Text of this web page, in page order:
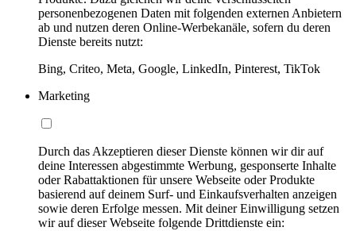
personenbezogenen Daten mit folgenden externen Anbietern
ab und nutzen deren Online-Werbekanäle, sofern du deren
Dienste bereits nutzt:
Bing, Criteo, Meta, Google, LinkedIn, Pinterest, TikTok
Marketing
Durch das Akzeptieren dieser Dienste können wir dir auf
deine Interessen abgestimmte Werbung, gesponserte Inhalte
oder Rabattaktionen für unsere Webseite oder Produkte
basierend auf deinem Surf- und Einkaufsverhalten anzeigen
sowie deren Erfolge messen. Mit deiner Einwilligung setzen
wir auf dieser Webseite folgende Drittdienste ein: